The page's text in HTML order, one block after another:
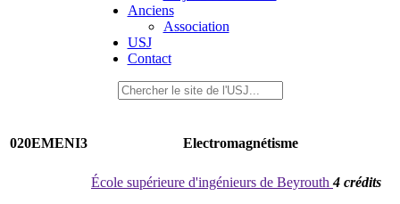
Anciens
Association
USJ
Contact
020EMENI3 Electromagnétisme
École supérieure d'ingénieurs de Beyrouth4 crédits